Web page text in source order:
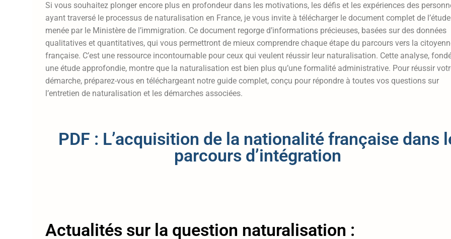
Si vous souhaitez plonger encore plus en profondeur dans les motivations, les défis et les expériences des
ayant traversé le processus de naturalisation en France, je vous invite à télécharger le document complet de l’étude
menée par le Ministère de l’immigration. Ce document regorge d’informations précieuses, basées sur des données
qualitatives et quantitatives, qui vous permettront de mieux comprendre chaque étape du parcours vers la
française. C’est une ressource incontournable pour ceux qui veulent réussir leur naturalisation. Cette analyse,
une étude approfondie, montre que la naturalisation est bien plus qu’une formalité administrative. Pour réussir
démarche, préparez-vous en téléchargeant notre guide complet, conçu pour répondre à toutes vos questions sur
l’entretien de naturalisation et les démarches associées.
PDF : L’acquisition de la nationalité française dans
parcours d’intégration
Actualités sur la question naturalisation :